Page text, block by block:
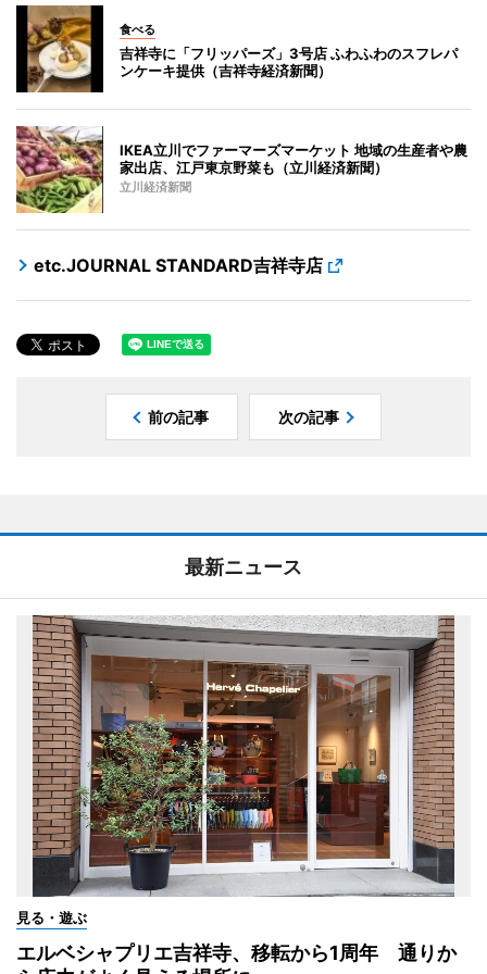
食べる
吉祥寺に「フリッパーズ」3号店 ふわふわのスフレパ
ンケーキ提供（吉祥寺経済新聞）
IKEA立川でファーマーズマーケット 地域の生産者や農
家出店、江戸東京野菜も（立川経済新聞）
立川経済新聞
etc.JOURNAL STANDARD吉祥寺店
前の記事 次の記事
最新ニュース
見る・遊ぶ
エルベシャプリエ吉祥寺、移転から1周年 通りか